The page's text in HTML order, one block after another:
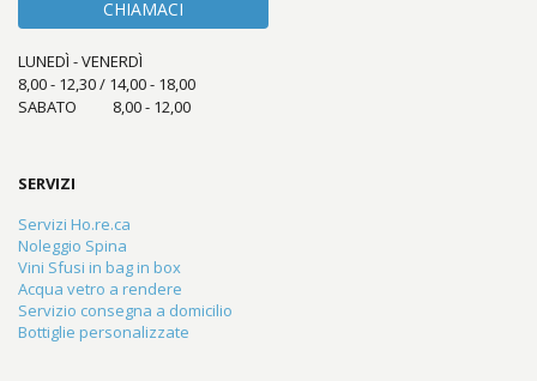
CHIAMACI
LUNEDÌ - VENERDÌ
8,00 - 12,30 / 14,00 - 18,00
SABATO 8,00 - 12,00
SERVIZI
Servizi Ho.re.ca
Noleggio Spina
Vini Sfusi in bag in box
Acqua vetro a rendere
Servizio consegna a domicilio
Bottiglie personalizzate